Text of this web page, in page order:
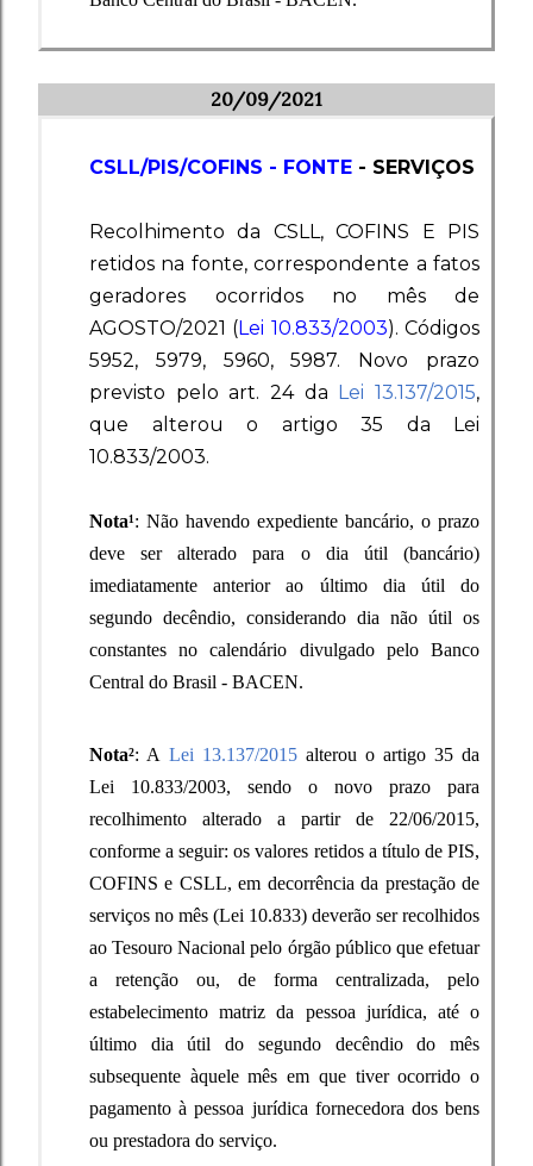
20/09/2021
CSLL/PIS/COFINS - FONTE - SERVIÇOS
Recolhimento da CSLL, COFINS E PIS
retidos na fonte, correspondente a fatos
geradores ocorridos no mês de
AGOSTO/2021 (Lei 10.833/2003). Códigos
5952, 5979, 5960, 5987. Novo prazo
previsto pelo art. 24 da Lei 13.137/2015,
que alterou o artigo 35 da Lei
10.833/2003.
Nota¹: Não havendo expediente bancário, o prazo
deve ser alterado para o dia útil (bancário)
imediatamente anterior ao último dia útil do
segundo decêndio, considerando dia não útil os
constantes no calendário divulgado pelo Banco
Central do Brasil - BACEN.
Nota²: A Lei 13.137/2015 alterou o artigo 35 da
Lei 10.833/2003, sendo o novo prazo para
recolhimento alterado a partir de 22/06/2015,
conforme a seguir:os valores retidos a título de PIS,
COFINS e CSLL, em decorrência da prestação de
serviços no mês (Lei 10.833) deverão ser recolhidos
ao Tesouro Nacional pelo órgão público que efetuar
a retenção ou, de forma centralizada, pelo
estabelecimento matriz da pessoa jurídica, até o
último dia útil do segundo decêndio do mês
subsequente àquele mês em que tiver ocorrido o
pagamento à pessoa jurídica fornecedora dos bens
ou prestadora do serviço.